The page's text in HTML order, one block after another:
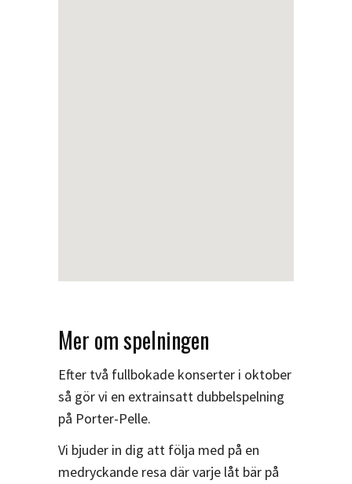
Mer om spelningen
Efter två fullbokade konserter i oktober
så gör vi en extrainsatt dubbelspelning
på Porter-Pelle.
Vi bjuder in dig att följa med på en
medryckande resa där varje låt bär på